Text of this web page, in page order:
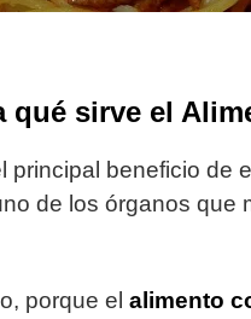
qué sirve el
principal beneficio de
de los órganos que
porque el alimento